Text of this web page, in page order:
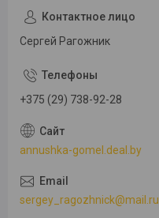
Сергей Рагожник
+375 (29) 738-92-28
annushka-gomel.deal.by
sergey_ragozhnick@mail.ru